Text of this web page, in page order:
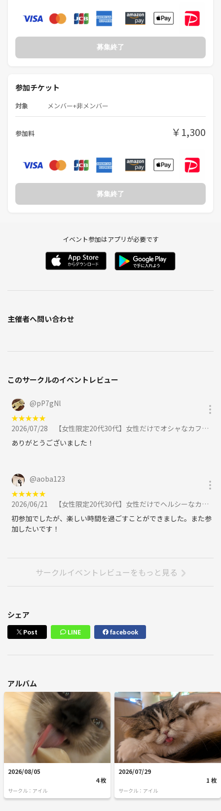
募集終了
参加チケット
対象 メンバー+非メンバー
参加料 ￥1,300
募集終了
イベント参加はアプリが必要です
主催者へ問い合わせ
このサークルのイベントレビュー
@pP7gNl
★★★★★
2026/07/28
【女性限定20代30代】女性だけでオシャなカフェに行こう🐈😽に参加
ありがとうございました！
@aoba123
★★★★★
2026/06/21
【女性限定20代30代】女性だけでヘルシーなカフェに行こう！米粉パンケーキがおすすめです😽🐈に参加
初参加でしたが、楽しい時間を過ごすことができました。また参
加したいです！
サークルイベントレビューをもっと見る
シェア
Post LINE facebook
アルバム
2026/08/05
4 枚
サークル：アイル
2026/07/29
1 枚
サークル：アイル